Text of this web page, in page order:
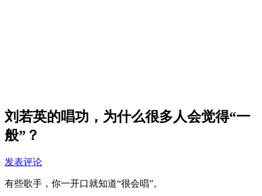
刘若英的唱功，为什么很多人会觉得“一
般”？
发表评论
有些歌手，你一开口就知道“很会唱”。